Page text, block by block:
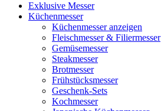
Exklusive Messer
Küchenmesser
Küchenmesser anzeigen
Fleischmesser & Filiermesser
Gemüsemesser
Steakmesser
Brotmesser
Frühstücksmesser
Geschenk-Sets
Kochmesser